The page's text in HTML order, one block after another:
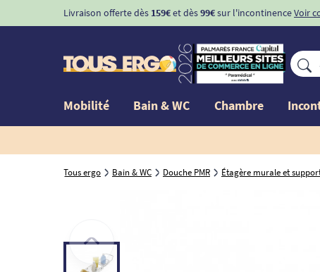
Livraison offerte dès 159€et dès99€sur l'incontinenceVoir
Mobilité Bain & WC Chambre
Tous ergo Bain & WC Douche PMR Étagère murale et